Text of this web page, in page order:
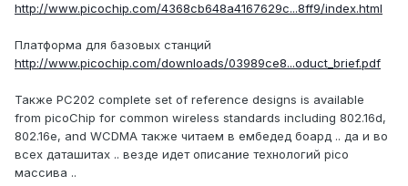
http://www.picochip.com/4368cb648a4167629c...8ff9/index.html
Платформа для базовых станций
http://www.picochip.com/downloads/03989ce8...oduct_brief.pdf
Также PC202 complete set of reference designs is available
from picoChip for common wireless standards including 802.16d,
802.16e, and WCDMA также читаем в ембедед боард .. да и во
всех даташитах .. везде идет описание технологий pico
массива ..